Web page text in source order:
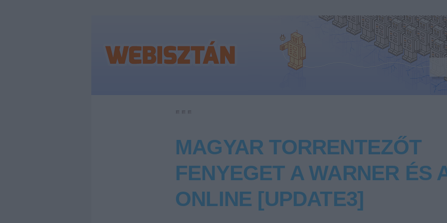
MAGYAR TORRENTEZŐT
FENYEGET A WARNER ÉS
ONLINE [UPDATE3]